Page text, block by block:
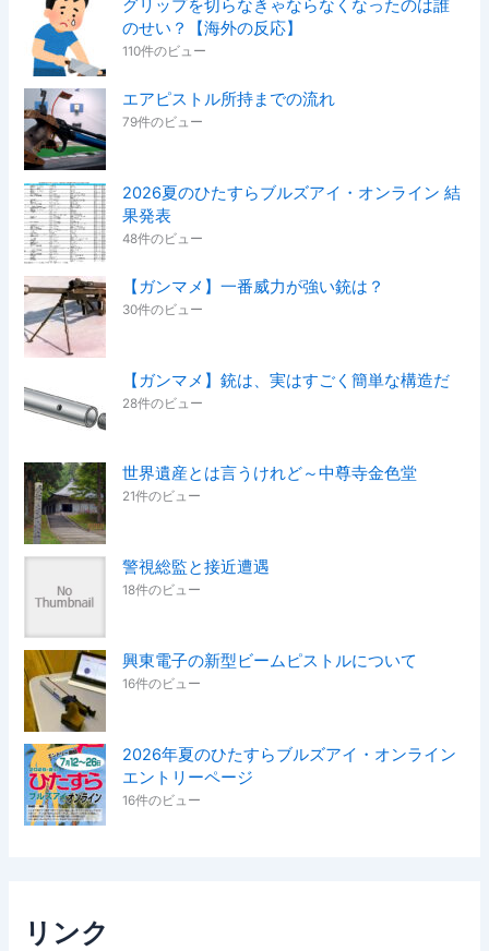
グリップを切らなきゃならなくなったのは誰
のせい？【海外の反応】
110件のビュー
エアピストル所持までの流れ
79件のビュー
2026夏のひたすらブルズアイ・オンライン 結
果発表
48件のビュー
【ガンマメ】一番威力が強い銃は？
30件のビュー
【ガンマメ】銃は、実はすごく簡単な構造だ
28件のビュー
世界遺産とは言うけれど～中尊寺金色堂
21件のビュー
警視総監と接近遭遇
18件のビュー
興東電子の新型ビームピストルについて
16件のビュー
2026年夏のひたすらブルズアイ・オンライン
エントリーページ
16件のビュー
リンク